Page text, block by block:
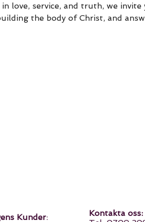
love, service, and truth, we
the body of Christ, and
Kunder:
Kontakta oss: